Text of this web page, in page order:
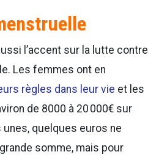
l’accent sur la lutte contre
Les femmes ont en
règles dans leur vie et les
de 8000 à 20 000€ sur
quelques euros ne
somme, mais pour